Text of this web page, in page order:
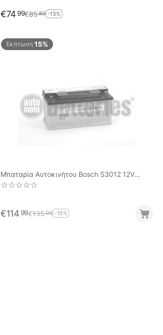
€74 99€8580 -13%
Έκπτωση 15%
Μπαταρία Αυτοκινήτου Bosch S3012 12V
88AH-740EN A-Εκκίνησης
€114 99€13500 -15%